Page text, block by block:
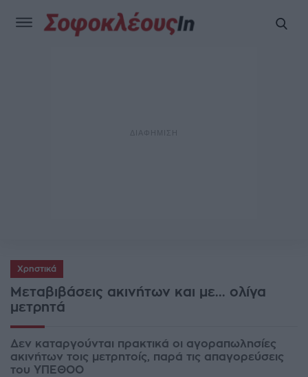
Χρηστικά
Μεταβιβάσεις ακινήτων και με... ολίγα
μετρητά
Δεν καταργούνται πρακτικά οι αγοραπωλησίες
ακινήτων τοις μετρητοίς, παρά τις απαγορεύσεις
του ΥΠΕΘΟΟ